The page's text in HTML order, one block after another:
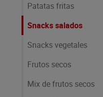
Patatas fritas
Snacks salados
Snacks vegetales
Frutos secos
Mix de frutos secos